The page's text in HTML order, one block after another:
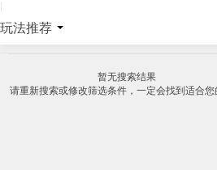
|
玩法推荐
暂无搜索结果
请重新搜索或修改筛选条件，一定会找到适合您